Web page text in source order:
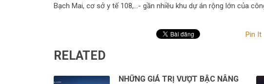
Bạch Mai, cơ sở y tế 108,…- gần nhiều khu dự án rộng lớn của
Pin It
RELATED
NHỮNG GIÁ TRỊ VƯỢT BẬC NÂNG